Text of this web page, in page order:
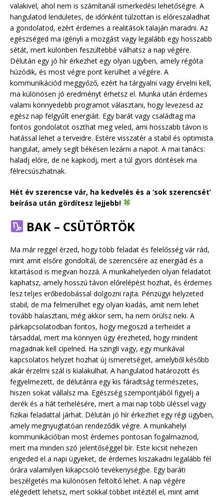
valakivel, ahol nem is számítanál ismerkedési lehetőségre. A
hangulatod lendületes, de időnként túlzottan is előreszaladhat
a gondolatod, ezért érdemes a realitások talaján maradni. Az
egészséged ma igényli a mozgást vagy legalább egy hosszabb
sétát, mert különben feszültebbé válhatsz a nap végére.
Délután egy jó hír érkezhet egy olyan ügyben, amely régóta
húzódik, és most végre pont kerülhet a végére. A
kommunikációd meggyőző, ezért ha tárgyalni vagy érvelni kell,
ma különösen jó eredményt érhetsz el. Munka után érdemes
valami könnyedebb programot választani, hogy levezesd az
egész nap felgyűlt energiáit. Egy barát vagy családtag ma
fontos gondolatot oszthat meg veled, ami hosszabb távon is
hatással lehet a terveidre. Estére visszatér a stabil és optimista
hangulat, amely segít békésen lezárni a napot. A mai tanács:
haladj előre, de ne kapkodj, mert a túl gyors döntések ma
félrecsúszhatnak.
Hét év szerencse vár, ha kedvelés és a ‘sok szerencsét’
beírása után gördítesz lejjebb!
BAK – CSÜTÖRTÖK
Ma már reggel érzed, hogy több feladat és felelősség vár rád,
mint amit elsőre gondoltál, de szerencsére az energiád és a
kitartásod is megvan hozzá. A munkahelyeden olyan feladatot
kaphatsz, amely hosszú távon előrelépést hozhat, és érdemes
lesz teljes erőbedobással dolgozni rajta. Pénzügyi helyzeted
stabil, de ma felmerülhet egy olyan kiadás, amit nem lehet
tovább halasztani, még akkor sem, ha nem örülsz neki. A
párkapcsolatodban fontos, hogy megoszd a terheidet a
társaddal, mert ma könnyen úgy érezheted, hogy mindent
magadnak kell cipelned. Ha szingli vagy, egy munkával
kapcsolatos helyzet hozhat új ismeretséget, amelyből később
akár érzelmi szál is kialakulhat. A hangulatod határozott és
fegyelmezett, de délutánra egy kis fáradtság természetes,
hiszen sokat vállalsz ma. Egészség szempontjából figyelj a
derék és a hát terhelésére, mert a mai nap több üléssel vagy
fizikai feladattal járhat. Délután jó hír érkezhet egy régi ügyben,
amely megnyugtatóan rendeződik végre. A munkahelyi
kommunikációban most érdemes pontosan fogalmaznod,
mert ma minden szó jelentőséggel bír. Este kicsit nehezen
engeded el a napi ügyeket, de érdemes kiszakadni legalább fél
órára valamilyen kikapcsoló tevékenységbe. Egy baráti
beszélgetés ma különösen feltöltő lehet. A nap végére
elégedett lehetsz, mert sokkal többet intéztél el, mint amit